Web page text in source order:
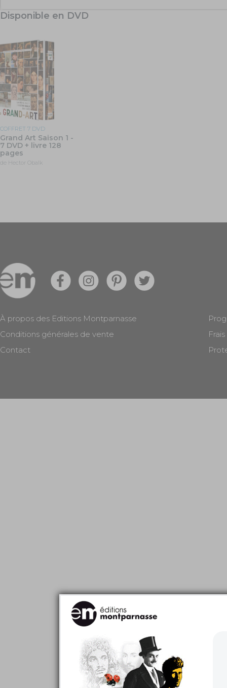
Disponible en DVD
COFFRET 7 DVD
Grand Art Saison 1 -
7 DVD + livre 128
pages
de Hector Obalk
À propos des Editions Montparnasse
Conditions générales de vente
Contact